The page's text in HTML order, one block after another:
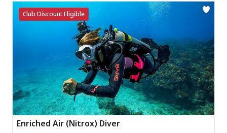
Club Discount Eligible
Enriched Air (Nitrox) Diver